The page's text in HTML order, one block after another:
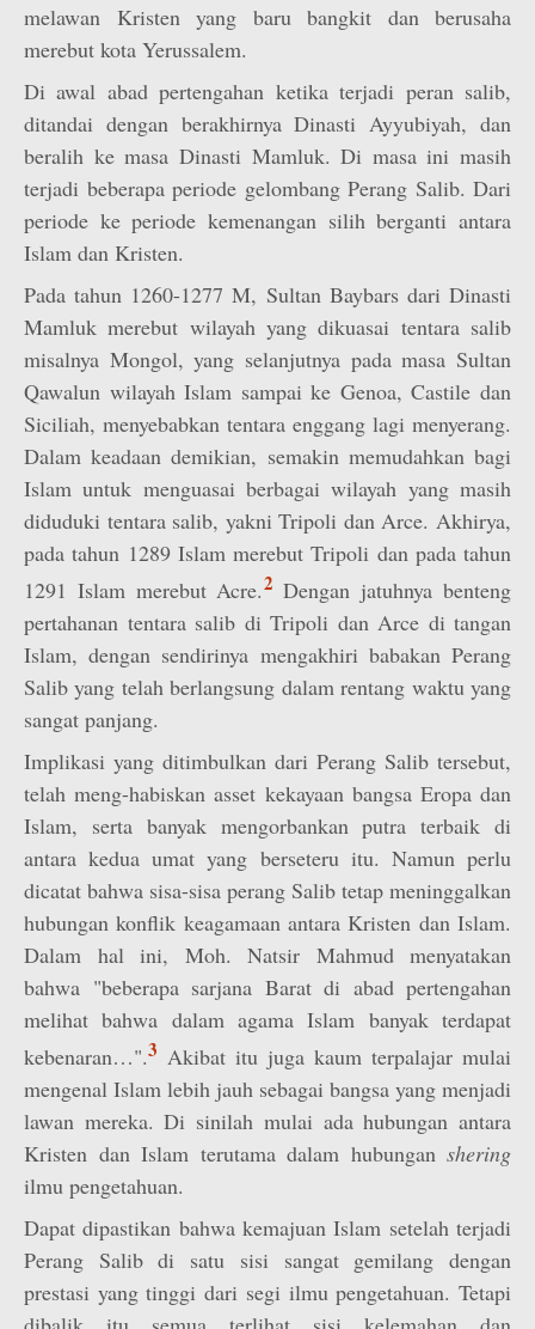
melawan Kristen yang baru bangkit dan berusaha
merebut kota Yerussalem.
Di awal abad pertengahan ketika terjadi peran salib,
ditandai dengan berakhirnya Dinasti Ayyubiyah, dan
beralih ke masa Dinasti Mamluk. Di masa ini masih
terjadi beberapa periode gelombang Perang Salib. Dari
periode ke periode kemenangan silih berganti antara
Islam dan Kristen.
Pada tahun 1260-1277 M, Sultan Baybars dari Dinasti
Mamluk merebut wilayah yang dikuasai tentara salib
misalnya Mongol, yang selanjutnya pada masa Sultan
Qawalun wilayah Islam sampai ke Genoa, Castile dan
Siciliah, menyebabkan tentara enggang lagi menyerang.
Dalam keadaan demikian, semakin memudahkan bagi
Islam untuk menguasai berbagai wilayah yang masih
diduduki tentara salib, yakni Tripoli dan Arce. Akhirya,
pada tahun 1289 Islam merebut Tripoli dan pada tahun
1291 Islam merebut Acre.2 Dengan jatuhnya benteng
pertahanan tentara salib di Tripoli dan Arce di tangan
Islam, dengan sendirinya mengakhiri babakan Perang
Salib yang telah berlangsung dalam rentang waktu yang
sangat panjang.
Implikasi yang ditimbulkan dari Perang Salib tersebut,
telah meng-habiskan asset kekayaan bangsa Eropa dan
Islam, serta banyak mengorbankan putra terbaik di
antara kedua umat yang berseteru itu. Namun perlu
dicatat bahwa sisa-sisa perang Salib tetap meninggalkan
hubungan konflik keagamaan antara Kristen dan Islam.
Dalam hal ini, Moh. Natsir Mahmud menyatakan
bahwa "beberapa sarjana Barat di abad pertengahan
melihat bahwa dalam agama Islam banyak terdapat
kebenaran…".3 Akibat itu juga kaum terpalajar mulai
mengenal Islam lebih jauh sebagai bangsa yang menjadi
lawan mereka. Di sinilah mulai ada hubungan antara
Kristen dan Islam terutama dalam hubungan shering
ilmu pengetahuan.
Dapat dipastikan bahwa kemajuan Islam setelah terjadi
Perang Salib di satu sisi sangat gemilang dengan
prestasi yang tinggi dari segi ilmu pengetahuan. Tetapi